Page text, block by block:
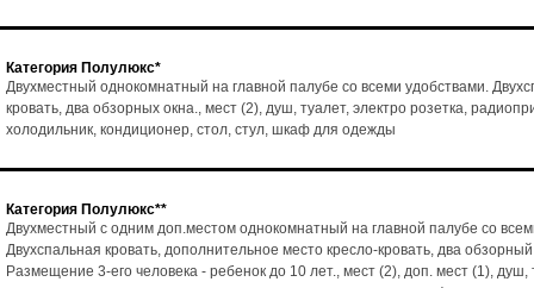
Категория Полулюкс*
Двухместный однокомнатный на главной палубе со всеми удобствами.
кровать, два обзорных окна., мест (2), душ, туалет, электро розетка,
холодильник, кондиционер, стол, стул, шкаф для одежды
Категория Полулюкс**
Двухместный с одним доп.местом однокомнатный на главной палубе со
Двухспальная кровать, дополнительное место кресло-кровать, два
Размещение 3-его человека - ребенок до 10 лет., мест (2), доп. мест (1), душ,